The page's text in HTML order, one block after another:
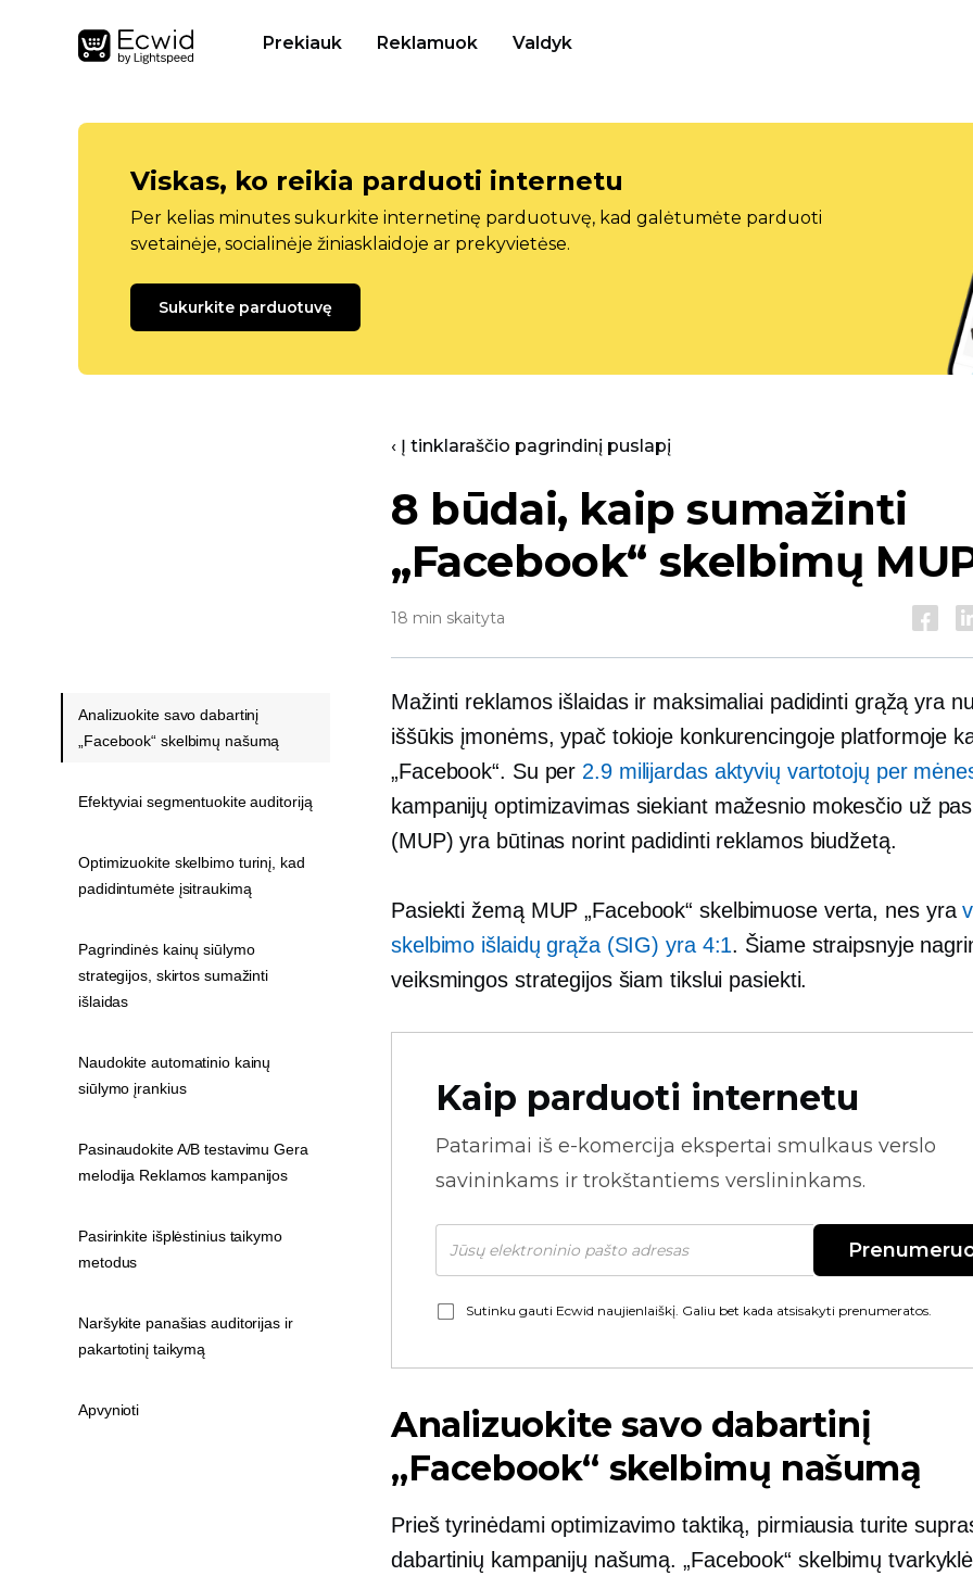
Prekiauk Reklamuok Valdyk
Viskas, ko reikia parduoti internetu
Per kelias minutes sukurkite internetinę parduotuvę, kad galėtumėte parduoti
svetainėje, socialinėje žiniasklaidoje ar prekyvietėse.
Sukurkite parduotuvę
‹ Į tinklaraščio pagrindinį puslapį
8 būdai, kaip sumažinti
„Facebook“ skelbimų
18 min skaityta
Mažinti reklamos išlaidas ir maksimaliai padidinti grąžą yra
iššūkis įmonėms, ypač tokioje konkurencingoje platformoje
„Facebook“. Su per 2.9 milijardas aktyvių vartotojų per
kampanijų optimizavimas siekiant mažesnio mokesčio už
(MUP) yra būtinas norint padidinti reklamos biudžetą.
Pasiekti žemą MUP „Facebook“ skelbimuose verta, nes yra
skelbimo išlaidų grąža (SIG) yra 4:1. Šiame straipsnyje
veiksmingos strategijos šiam tikslui pasiekti.
Kaip parduoti internetu
Patarimai iš e-komercija ekspertai smulkaus verslo
savininkams ir trokštantiems verslininkams.
Sutinku gauti Ecwid naujienlaiškį. Galiu bet kada atsisakyti prenumeratos.
Analizuokite savo dabartinį
„Facebook“ skelbimų našumą
Prieš tyrinėdami optimizavimo taktiką, pirmiausia turite
dabartinių kampanijų našumą. „Facebook“ skelbimų
Analizuokite savo dabartinį
„Facebook“ skelbimų našumą
Efektyviai segmentuokite auditoriją
Optimizuokite skelbimo turinį, kad
padidintumėte įsitraukimą
Pagrindinės kainų siūlymo
strategijos, skirtos sumažinti
išlaidas
Naudokite automatinio kainų
siūlymo įrankius
Pasinaudokite A/B testavimu Gera
melodija Reklamos kampanijos
Pasirinkite išplėstinius taikymo
metodus
Naršykite panašias auditorijas ir
pakartotinį taikymą
Apvynioti